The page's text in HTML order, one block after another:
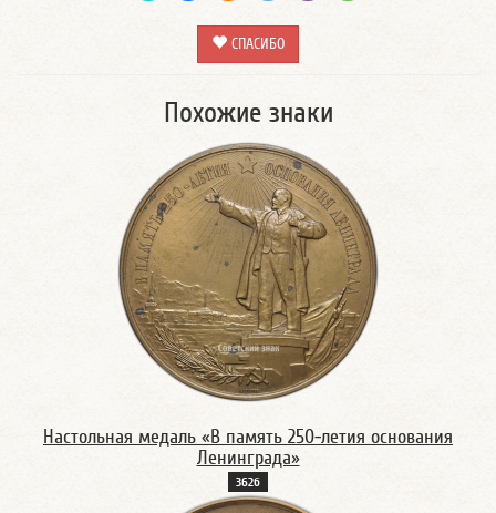
СПАСИБО
Похожие знаки
Настольная медаль «В память 250-летия основания
Ленинграда»
362б